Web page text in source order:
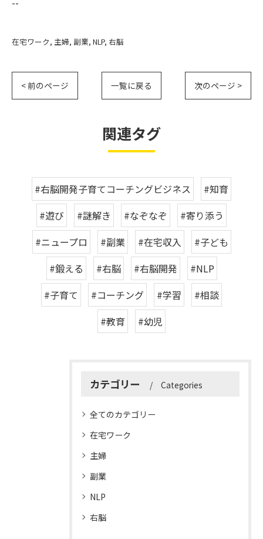
在宅ワーク 主婦 副業 NLP 右脳
< 前のページ 一覧に戻る 次のページ >
関連タグ
#右脳開発子育てコーチングビジネス
#知育
#遊び
#謎解き #なぞなぞ
#寄り添う
#ニュープロ
#副業 #在宅収入
#子ども
#鍛える
#右脳 #右脳開発
#NLP
#子育て
#コーチング #学習
#相談
#教育
#幼児
カテゴリー Categories
全てのカテゴリー
在宅ワーク
主婦
副業
NLP
右脳